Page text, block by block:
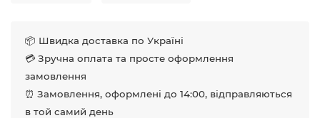
📦 Швидка доставка по Україні
💳 Зручна оплата та просте оформлення
замовлення
⏰ Замовлення, оформлені до 14:00, відправляються
в той самий день